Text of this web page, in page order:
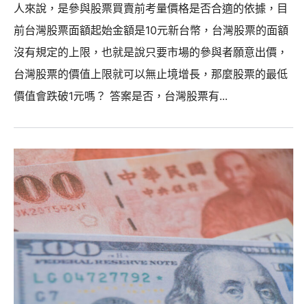
人來說，是參與股票買賣前考量價格是否合適的依據，目
前台灣股票面額起始金額是10元新台幣，台灣股票的面額
沒有規定的上限，也就是說只要市場的參與者願意出價，
台灣股票的價值上限就可以無止境增長，那麼股票的最低
價值會跌破1元嗎？ 答案是否，台灣股票有...